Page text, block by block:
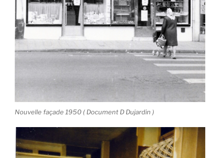
Nouvelle façade 1950 ( Document D Dujardin )